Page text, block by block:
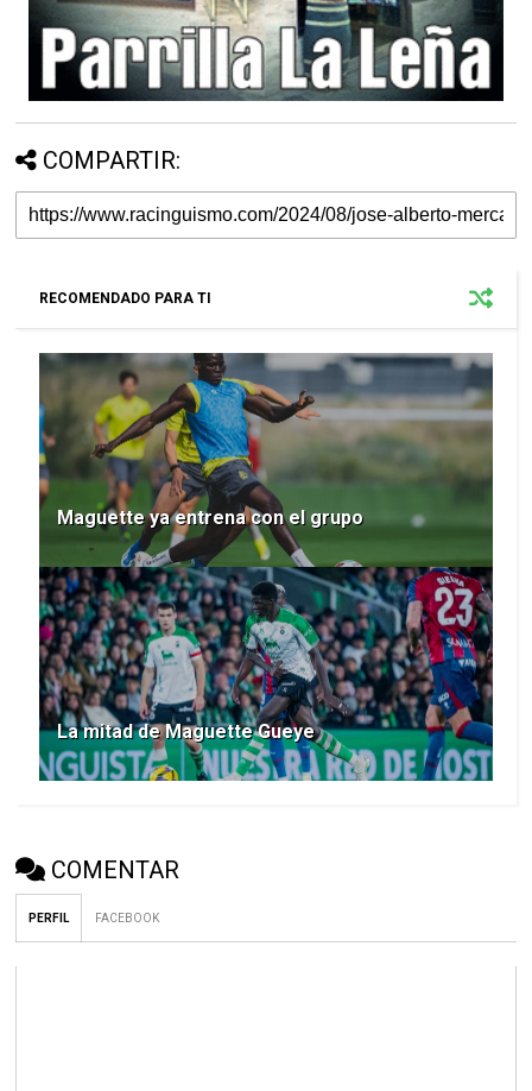
COMPARTIR:
RECOMENDADO PARA TI
Maguette ya entrena con el grupo
La mitad de Maguette Gueye
COMENTAR
PERFIL FACEBOOK